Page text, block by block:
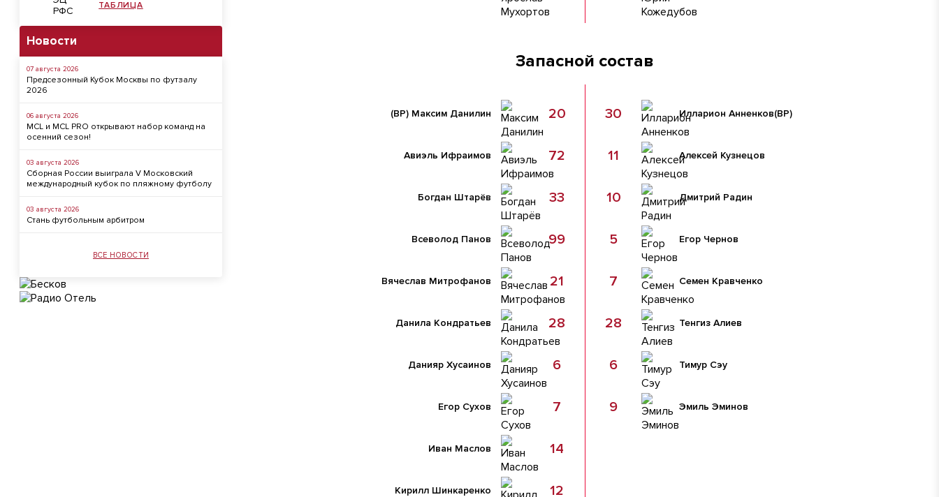
ТАБЛИЦА
Новости
07 августа 2026
Предсезонный Кубок Москвы по футзалу
2026
06 августа 2026
MCL и MCL PRO открывают набор команд на
осенний сезон!
03 августа 2026
Сборная России выиграла V Московский
международный кубок по пляжному футболу
03 августа 2026
Стань футбольным арбитром
ВСЕ НОВОСТИ
Запасной состав
Максим Данилин
(ВР) 20
Авиэль Ифраимов 72
Богдан Штарёв 33
Всеволод Панов 99
Вячеслав Митрофанов 21
Данила Кондратьев 28
Данияр Хусаинов 6
Егор Сухов 7
Иван Маслов 14
Кирилл Шинкаренко 12
Илларион Анненков(ВР)
30
Алексей Кузнецов
11
Дмитрий Радин
10
Егор Чернов
5
Семен Кравченко
7
Тенгиз Алиев
28
Тимур Сэу
6
Эмиль Эминов
9